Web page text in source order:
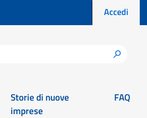
Menu
Accedi
h
Storie di nuove
imprese
FAQ